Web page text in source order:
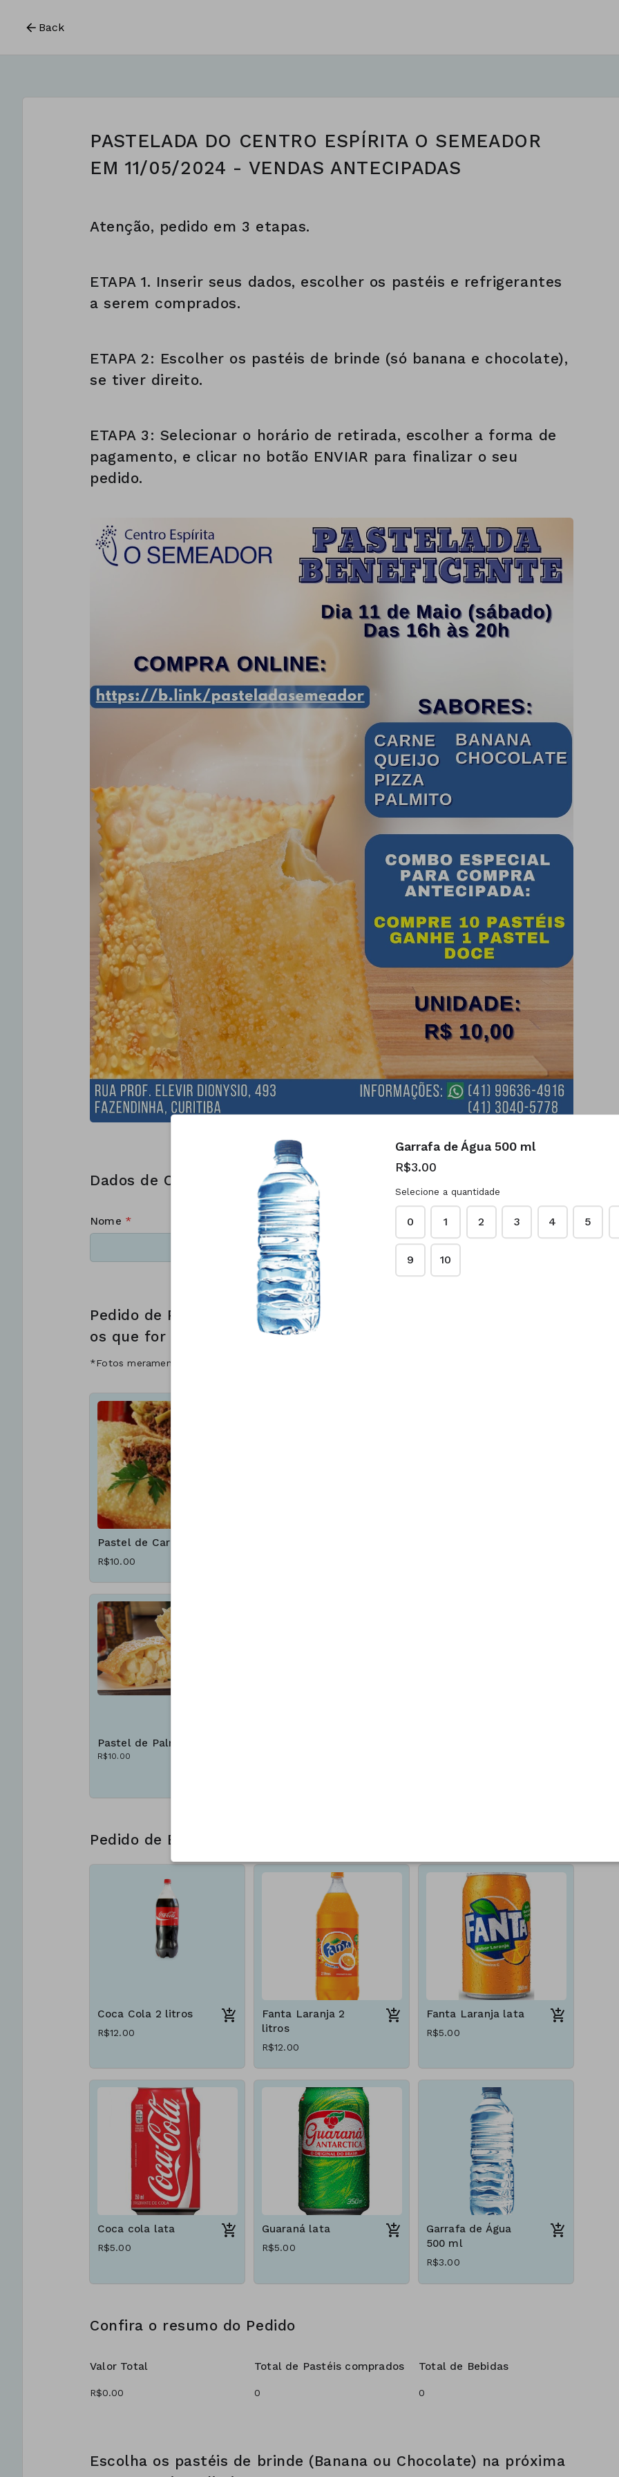
Back
PASTELADA DO CENTRO ESPÍRITA O SEMEADOR
EM 11/05/2024 - VENDAS ANTECIPADAS
Atenção, pedido em 3 etapas.
ETAPA 1. Inserir seus dados, escolher os pastéis e refrigerantes
a serem comprados.
ETAPA 2: Escolher os pastéis de brinde (só banana e chocolate),
se tiver direito.
ETAPA 3: Selecionar o horário de retirada, escolher a forma de
pagamento, e clicar no botão ENVIAR para finalizar o seu
pedido.
Dados de Contato
Nome * Sobrenome* Celular com DDD*
Pedido de Pastéis (não escolha aqui o seu pastel de brinde, só
os que for pagar)
*Fotos meramente ilustrativas
Pastel de Carne
R$10.00
Pastel de Palmito
R$10.00
Pedido de Bebidas
Coca Cola 2 litros
R$12.00
Fanta Laranja 2
litros
R$12.00
Fanta Laranja lata
R$5.00
Coca cola lata
R$5.00
Guaraná lata
R$5.00
Garrafa de Água
500 ml
R$3.00
Confira o resumo do Pedido
Valor Total Total de Pastéis comprados Total de Bebidas
Escolha os pastéis de brinde (Banana ou Chocolate) na próxima
Garrafa de Água 500 ml
R$3.00
Selecione a quantidade
0 1 2 3 4 5
9 10